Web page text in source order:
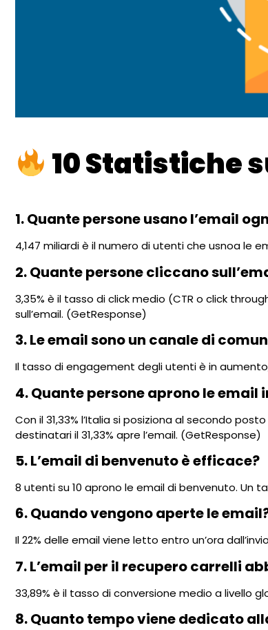
10 Statistiche
1. Quante persone usano l’email
4,147 miliardi è il numero di utenti che usnoa le
2. Quante persone cliccano
3,35% è il tasso di click medio (CTR o click
sull’email. (GetResponse)
3. Le email sono un canale di
Il tasso di engagement degli utenti è in
4. Quante persone aprono le email
Con il 31,33% l’Italia si posiziona al secondo
destinatari il 31,33% apre l’email. (GetResponse)
5. L’email di benvenuto è efficace?
8 utenti su 10 aprono le email di benvenuto. Un
6. Quando vengono aperte le
Il 22% delle email viene letto entro un’ora
7. L’email per il recupero carrelli
33,89% è il tasso di conversione medio a livello
8. Quanto tempo viene dedicato